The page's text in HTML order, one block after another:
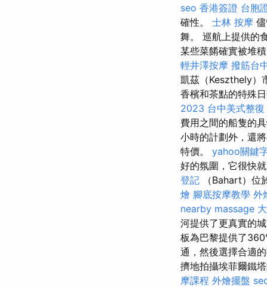
seo 香港簽證 台胞
確性。 士林 按摩
舞。 巡航上提供的
某些菜餚確實被堆
輕井澤按摩 撥筋台
凱茲（Keszthely）
香檳和茶點的特殊
2023 台中美式整復
費用之間的船隻的
小時的計劃外，還
特價。 yahoo關鍵
好的氛圍，它很快
登記 （Bahart）位
燴 腳底按摩教學 外
nearby massage
河提供了更真實的
板為巴黎提供了
通，然後選擇合適
擠地拍攝埃菲爾鐵
摩課程 外燴擺盤